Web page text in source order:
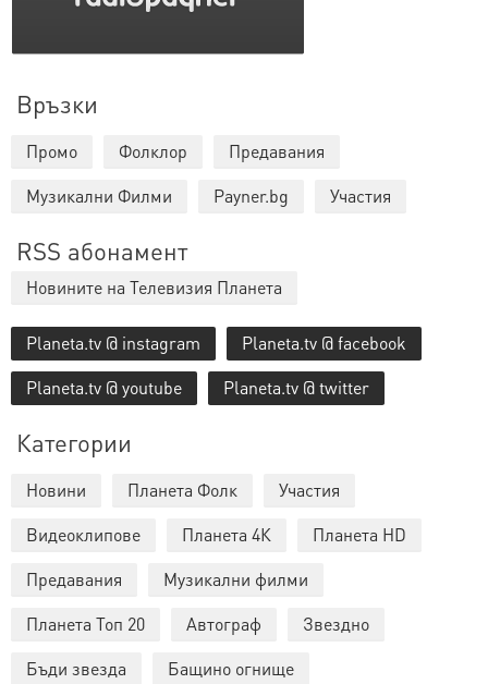
Връзки
Промо Фолклор
Предавания
Музикални Филми
Payner.bg Участия
RSS абонамент
Новините на Телевизия Планета
Planeta.tv @ instagram
Planeta.tv @ facebook
Planeta.tv @ youtube
Planeta.tv @ twitter
Категории
Новини Планета Фолк
Участия
Видеоклипове
Планета 4К
Планета HD
Предавания
Музикални филми
Планета Топ 20
Автограф
Звездно
Бъди звезда
Бащино огнище